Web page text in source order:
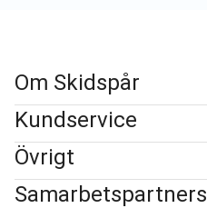
Om Skidspår
Kundservice
Övrigt
Samarbetspartners